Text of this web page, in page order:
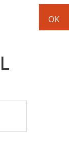
Desinfectant